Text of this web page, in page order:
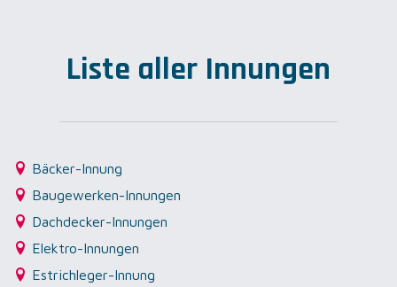
Liste aller Innungen
Bäcker-Innung
Baugewerken-Innungen
Dachdecker-Innungen
Elektro-Innungen
Estrichleger-Innung